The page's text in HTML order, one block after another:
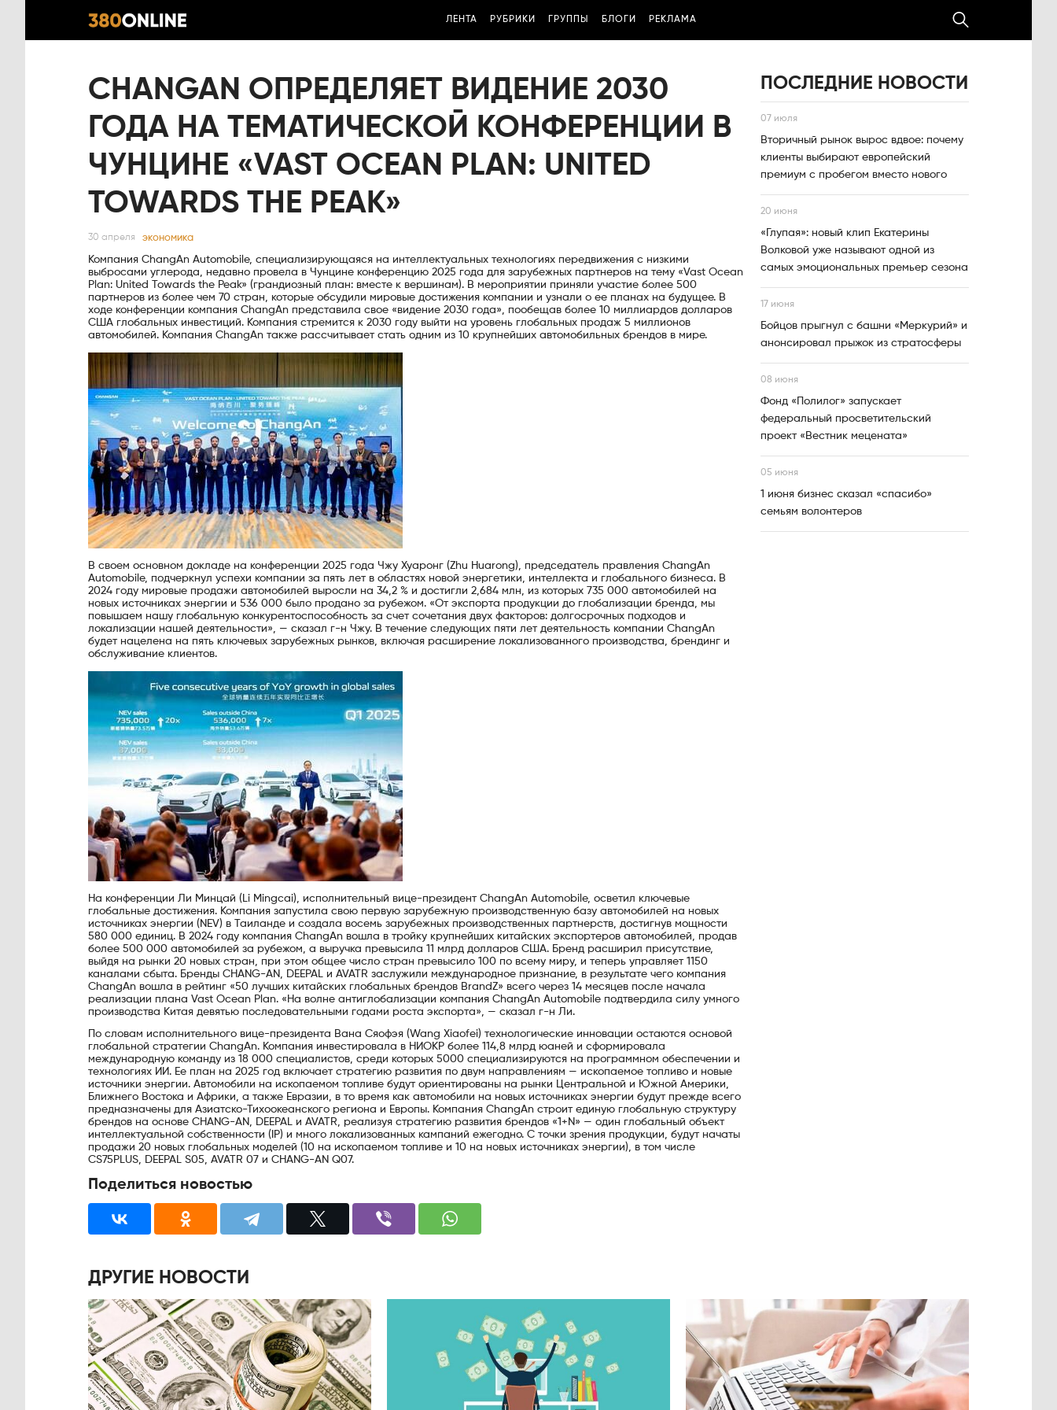
ЛЕНТА РУБРИКИ ГРУППЫ БЛОГИ РЕКЛАМА
CHANGAN ОПРЕДЕЛЯЕТ ВИДЕНИЕ 2030
ГОДА НА ТЕМАТИЧЕСКОЙ КОНФЕРЕНЦИИ В
ЧУНЦИНЕ «VAST OCEAN PLAN: UNITED
TOWARDS THE PEAK»
30 апреля экономика
Компания ChangAn Automobile, специализирующаяся на интеллектуальных технологиях передвижения с низкими
выбросами углерода, недавно провела в Чунцине конференцию 2025 года для зарубежных партнеров на тему «Vast Ocean
Plan: United Towards the Peak» (грандиозный план: вместе к вершинам). В мероприятии приняли участие более 500
партнеров из более чем 70 стран, которые обсудили мировые достижения компании и узнали о ее планах на будущее. В
ходе конференции компания ChangAn представила свое «видение 2030 года», пообещав более 10 миллиардов долларов
США глобальных инвестиций. Компания стремится к 2030 году выйти на уровень глобальных продаж 5 миллионов
автомобилей. Компания ChangAn также рассчитывает стать одним из 10 крупнейших автомобильных брендов в мире.
В своем основном докладе на конференции 2025 года Чжу Хуаронг (Zhu Huarong), председатель правления ChangAn
Automobile, подчеркнул успехи компании за пять лет в областях новой энергетики, интеллекта и глобального бизнеса. В
2024 году мировые продажи автомобилей выросли на 34,2 % и достигли 2,684 млн, из которых 735 000 автомобилей на
новых источниках энергии и 536 000 было продано за рубежом. «От экспорта продукции до глобализации бренда, мы
повышаем нашу глобальную конкурентоспособность за счет сочетания двух факторов: долгосрочных подходов и
локализации нашей деятельности», — сказал г-н Чжу. В течение следующих пяти лет деятельность компании ChangAn
будет нацелена на пять ключевых зарубежных рынков, включая расширение локализованного производства, брендинг и
обслуживание клиентов.
На конференции Ли Минцай (Li Mingcai), исполнительный вице-президент ChangAn Automobile, осветил ключевые
глобальные достижения. Компания запустила свою первую зарубежную производственную базу автомобилей на новых
источниках энергии (NEV) в Таиланде и создала восемь зарубежных производственных партнерств, достигнув мощности
580 000 единиц. В 2024 году компания ChangAn вошла в тройку крупнейших китайских экспортеров автомобилей, продав
более 500 000 автомобилей за рубежом, а выручка превысила 11 млрд долларов США. Бренд расширил присутствие,
выйдя на рынки 20 новых стран, при этом общее число стран превысило 100 по всему миру, и теперь управляет 1150
каналами сбыта. Бренды CHANG-AN, DEEPAL и AVATR заслужили международное признание, в результате чего компания
ChangAn вошла в рейтинг «50 лучших китайских глобальных брендов BrandZ» всего через 14 месяцев после начала
реализации плана Vast Ocean Plan. «На волне антиглобализации компания ChangAn Automobile подтвердила силу умного
производства Китая девятью последовательными годами роста экспорта», — сказал г-н Ли.
По словам исполнительного вице-президента Вана Сяофэя (Wang Xiaofei) технологические инновации остаются основой
глобальной стратегии ChangAn. Компания инвестировала в НИОКР более 114,8 млрд юаней и сформировала
международную команду из 18 000 специалистов, среди которых 5000 специализируются на программном обеспечении и
технологиях ИИ. Ее план на 2025 год включает стратегию развития по двум направлениям — ископаемое топливо и новые
источники энергии. Автомобили на ископаемом топливе будут ориентированы на рынки Центральной и Южной Америки,
Ближнего Востока и Африки, а также Евразии, в то время как автомобили на новых источниках энергии будут прежде всего
предназначены для Азиатско-Тихоокеанского региона и Европы. Компания ChangAn строит единую глобальную структуру
брендов на основе CHANG-AN, DEEPAL и AVATR, реализуя стратегию развития брендов «1+N» — один глобальный объект
интеллектуальной собственности (IP) и много локализованных кампаний ежегодно. С точки зрения продукции, будут начаты
продажи 20 новых глобальных моделей (10 на ископаемом топливе и 10 на новых источниках энергии), в том числе
CS75PLUS, DEEPAL S05, AVATR 07 и CHANG-AN Q07.
Поделиться новостью
ПОСЛЕДНИЕ НОВОСТИ
07 июля
Вторичный рынок вырос вдвое: почему
клиенты выбирают европейский
премиум с пробегом вместо нового
20 июня
«Глупая»: новый клип Екатерины
Волковой уже называют одной из
самых эмоциональных премьер сезона
17 июня
Бойцов прыгнул с башни «Меркурий» и
анонсировал прыжок из стратосферы
08 июня
Фонд «Полилог» запускает
федеральный просветительский
проект «Вестник мецената»
05 июня
1 июня бизнес сказал «спасибо»
семьям волонтеров
ДРУГИЕ НОВОСТИ